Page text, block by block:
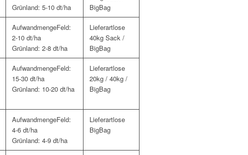
Grünland: 5-10 dt/ha
BigBag
Feld:
2-10 dt/ha
Grünland: 2-8 dt/ha
lose
40kg Sack /
BigBag
Feld:
15-30 dt/ha
Grünland: 10-20 dt/ha
lose
20kg / 40kg /
BigBag
Feld:
4-6 dt/ha
Grünland: 4-9 dt/ha
lose
BigBag